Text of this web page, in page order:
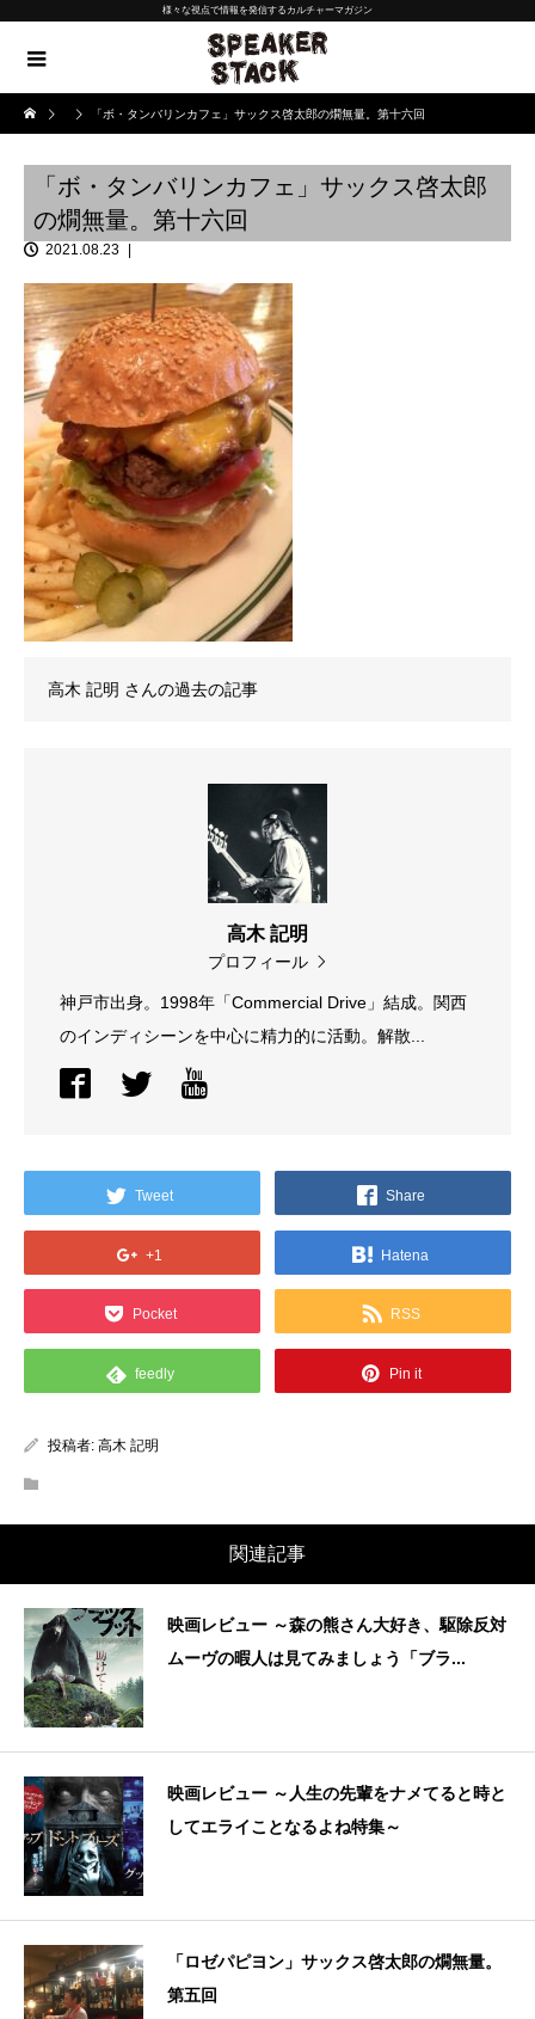
様々な視点で情報を発信するカルチャーマガジン
「ボ・タンバリンカフェ」サックス啓太郎の燗無量。第十六回
「ボ・タンバリンカフェ」サックス啓太郎
の燗無量。第十六回
2021.08.23
高木 記明 さんの過去の記事
高木 記明
プロフィール
神戸市出身。1998年「Commercial Drive」結成。関西
のインディシーンを中心に精力的に活動。解散...
Tweet Share
+1 Hatena
Pocket RSS
feedly Pin it
投稿者: 高木 記明
関連記事
映画レビュー ～森の熊さん大好き、駆除反対
ムーヴの暇人は見てみましょう「ブラ...
映画レビュー ～人生の先輩をナメてると時と
してエライことなるよね特集～
「ロゼパピヨン」サックス啓太郎の燗無量。
第五回